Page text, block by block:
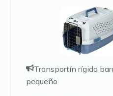
Transportín rígido
pequeño